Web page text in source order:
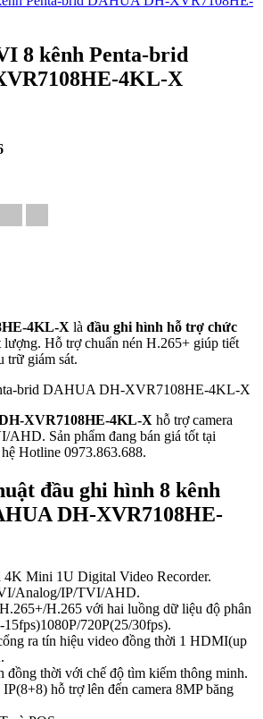
8 kênh Penta-brid
4KL-X
4KL-X là đầu ghi hình hỗ trợ chức
lượng. Hỗ trợ chuẩn nén H.265+ giúp tiết
trữ giám sát.
XVR7108HE-4KL-X hỗ trợ camera
Sản phẩm đang bán giá tốt tại
Hotline 0973.863.688.
đầu ghi hình 8 kênh
DH-XVR7108HE-
4K Mini 1U Digital Video Recorder.
Analog/IP/TVI/AHD.
H.265 với hai luồng dữ liệu độ phân
720P(25/30fps).
ra tín hiệu video đồng thời 1 HDMI(up
đồng thời với chế độ tìm kiếm thông minh.
hỗ trợ lên đến camera 8MP băng